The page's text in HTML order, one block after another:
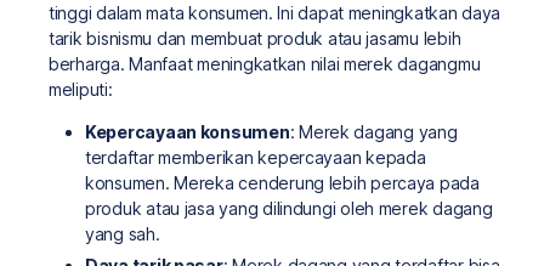
tinggi dalam mata konsumen. Ini dapat meningkatkan daya
tarik bisnismu dan membuat produk atau jasamu lebih
berharga. Manfaat meningkatkan nilai merek dagangmu
meliputi:
Kepercayaan konsumen: Merek dagang yang
terdaftar memberikan kepercayaan kepada
konsumen. Mereka cenderung lebih percaya pada
produk atau jasa yang dilindungi oleh merek dagang
yang sah.